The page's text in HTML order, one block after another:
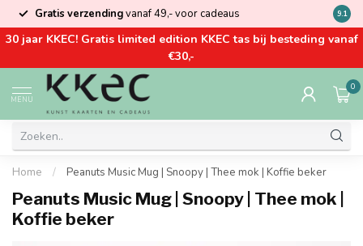
Gratis verzendingvanaf 49,- voor cadeaus Kom
9.1
30 jaar KKEC! Gratis limited edition KKEC tas bij besteding vanaf
€30,-
MENU
0
Home / Peanuts Music Mug | Snoopy | Thee mok | Koffie beker
Peanuts Music Mug | Snoopy | Thee mok |
Koffie beker